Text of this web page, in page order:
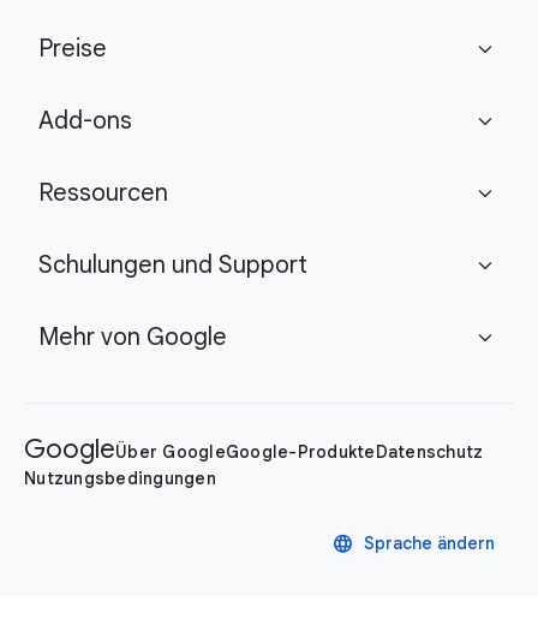
Preise expand_more
Add-ons expand_more
Ressourcen expand_more
Schulungen und Support expand_more
Mehr von Google expand_more
GoogleÜber GoogleGoogle-ProdukteDatenschutz
Nutzungsbedingungen
language Sprache ändern